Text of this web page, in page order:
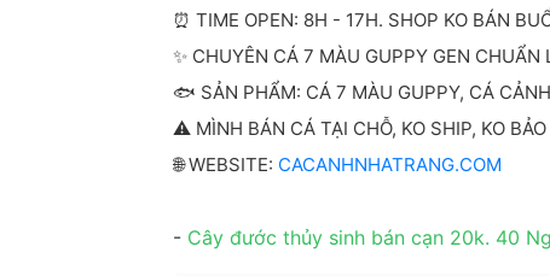
⏰ TIME OPEN: 8H - 17H. SHOP KO BÁN
✨ CHUYÊN CÁ 7 MÀU GUPPY GEN CHUẨN
🐟 SẢN PHẨM: CÁ 7 MÀU GUPPY, CÁ
⚠️ MÌNH BÁN CÁ TẠI CHỖ, KO SHIP, KO
🌐 WEBSITE: CACANHNHATRANG.COM
- Cây đước thủy sinh bán cạn 20k. 40